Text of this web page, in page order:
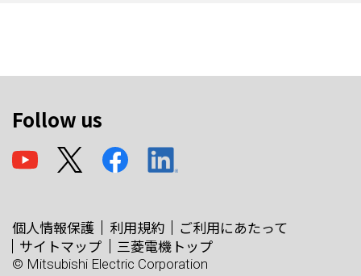
Follow us
個人情報保護 利用規約
ご利用にあたって
サイトマップ
三菱電機トップ
© Mitsubishi Electric Corporation